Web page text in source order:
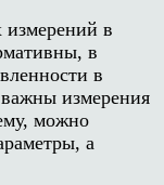
измерений в
в
в
измерения
можно
а